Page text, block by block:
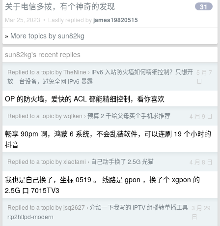
关于电信多拨，有个神奇的发现
Mar 25, 2023 • Lastly replied by james19820515
31
» More topics by sun82kg
sun82kg's recent replies
Replied to a topic by TheNine › IPv6 入站防火墙如何精细控制？只想开
放一台设备，避免全网 IPv6 暴露
5 月 7
日
OP 的防火墙，爱快的 ACL 都能精细控制，看你喜欢
Replied to a topic by wqlken › 预算 2 千给父母买个手机求推荐 4 月 9 日
畅享 90pm 啊，鸿蒙 6 系统，不会乱装软件，可以连刷 19 个小时的
抖音
Replied to a topic by xiaofami › 自己动手换了 2.5G 光猫 4 月 8 日
我也是自己换了，坐标 0519 。 线路是 gpon ，换了个 xgpon 的
2.5G 口 7015TV3
Replied to a topic by jsq2627 › 介绍一下我写的 IPTV 组播转单播工具
rtp2httpd-modern
3 月 29
日